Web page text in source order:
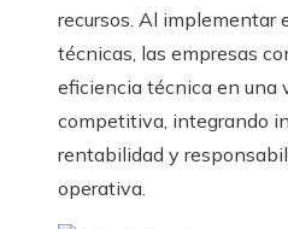
recursos. Al implementar
técnicas, las empresas
eficiencia técnica en una
competitiva, integrando
rentabilidad y
operativa.